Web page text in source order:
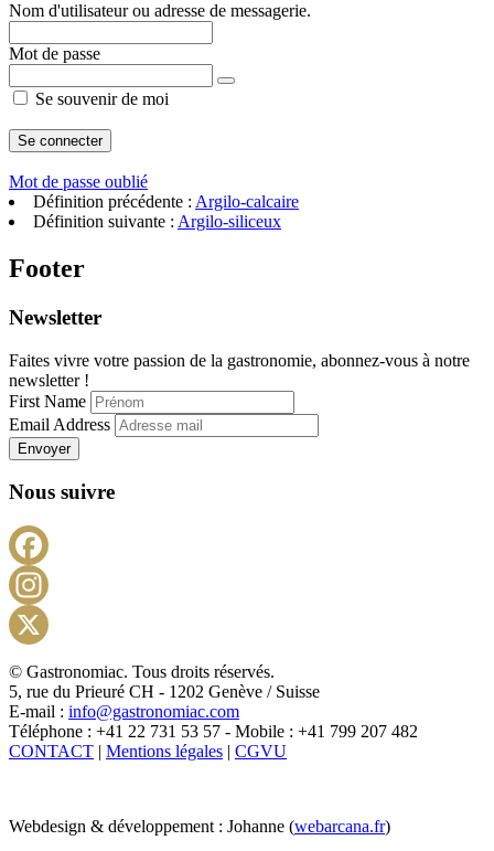
Nom d'utilisateur ou adresse de messagerie.
Mot de passe
Se souvenir de moi
Mot de passe oublié
Définition précédente : Argilo-calcaire
Définition suivante : Argilo-siliceux
Footer
Newsletter
Faites vivre votre passion de la gastronomie, abonnez-vous à notre
newsletter !
First Name
Email Address
Envoyer
Nous suivre
X
© Gastronomiac. Tous droits réservés.
5, rue du Prieuré CH - 1202 Genève / Suisse
E-mail : info@gastronomiac.com
Téléphone : +41 22 731 53 57 - Mobile : +41 799 207 482
CONTACT | Mentions légales | CGVU
Webdesign & développement : Johanne (webarcana.fr)